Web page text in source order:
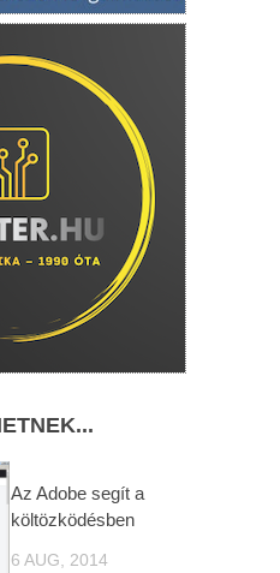
Az Adobe segít a
költözködésben
6 AUG, 2014